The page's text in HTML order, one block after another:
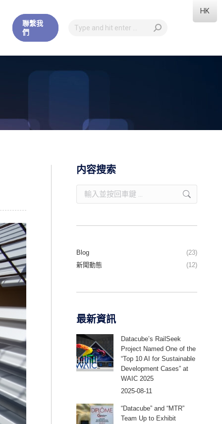
聯繫我
們
内容搜索
Blog
(23)
新聞動態
(12)
最新資訊
Datacube’s RailSeek
Project Named One of the
“Top 10 AI for Sustainable
Development Cases” at
WAIC 2025
2025-08-11
“Datacube” and “MTR”
Team Up to Exhibit
HK